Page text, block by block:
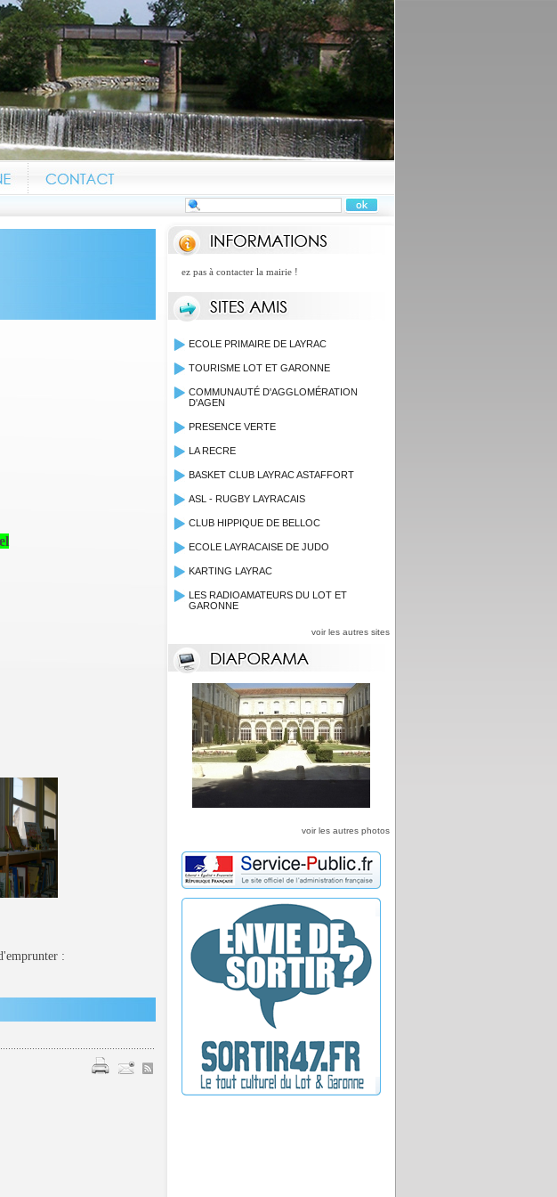
:
Information canicule n'hésitez pas à contacter la mairie !
ECOLE PRIMAIRE DE LAYRAC
TOURISME LOT ET GARONNE
COMMUNAUTÉ D'AGGLOMÉRATION
D'AGEN
PRESENCE VERTE
LA RECRE
BASKET CLUB LAYRAC ASTAFFORT
ASL - RUGBY LAYRACAIS
CLUB HIPPIQUE DE BELLOC
ECOLE LAYRACAISE DE JUDO
KARTING LAYRAC
LES RADIOAMATEURS DU LOT ET
GARONNE
voir les autres sites
voir les autres photos